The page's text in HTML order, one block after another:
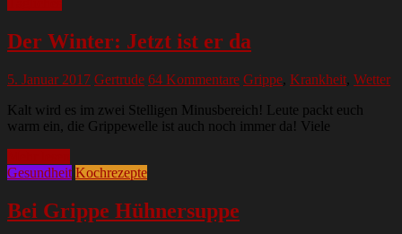
Der Winter: Jetzt ist er da
5. Januar 2017 Gertrude 64 Kommentare Grippe, Krankheit, Wetter
Kalt wird es im zwei Stelligen Minusbereich! Leute packt euch
warm ein, die Grippewelle ist auch noch immer da! Viele
Gesundheit Kochrezepte
Bei Grippe Hühnersuppe